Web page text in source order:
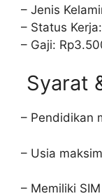
– Jenis
– Status
– Gaji:
Syarat
– Pendidikan
– Usia
– Memiliki